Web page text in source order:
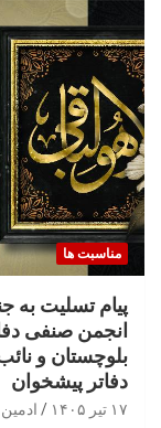
مناسبت ها
پیام تسلیت به
انجمن صنفی
بلوچستان و
دفاتر پیشخوان
۱۷ تیر ۱۴۰۵